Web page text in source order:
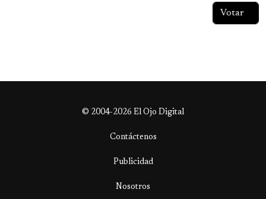
© 2004-2026 El Ojo Digital
Contáctenos
Publicidad
Nosotros